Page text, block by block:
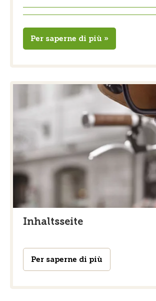
Per saperne di più »
Inhaltsseite
Per saperne di più